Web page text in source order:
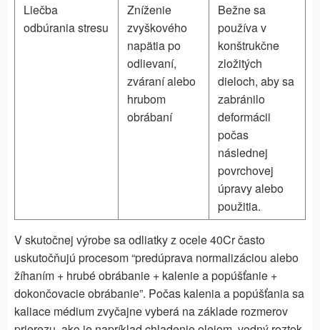
Liečba
odbúrania stresu
Zníženie
zvyškového
napätia po
odlievaní,
zváraní alebo
hrubom
obrábaní
Bežne sa
používa v
konštrukčne
zložitých
dieloch, aby sa
zabránilo
deformácii
počas
následnej
povrchovej
úpravy alebo
použitia.
V skutočnej výrobe sa odliatky z ocele 40Cr často
uskutočňujú procesom “predúprava normalizáciou alebo
žíhaním + hrubé obrábanie + kalenie a popúšťanie +
dokončovacie obrábanie”. Počas kalenia a popúšťania sa
kaliace médium zvyčajne vyberá na základe rozmerov